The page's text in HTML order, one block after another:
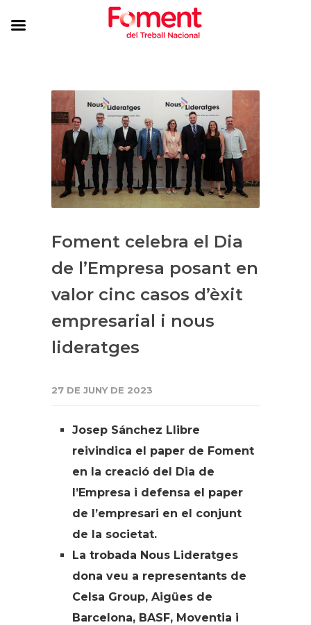
Foment celebra el Dia
de l’Empresa posant en
valor cinc casos d’èxit
empresarial i nous
lideratges
27 DE JUNY DE 2023
Josep Sánchez Llibre
reivindica el paper de Foment
en la creació del Dia de
l’Empresa i defensa el paper
de l’empresari en el conjunt
de la societat.
La trobada Nous Lideratges
dona veu a representants de
Celsa Group, Aigües de
Barcelona, BASF, Moventia i